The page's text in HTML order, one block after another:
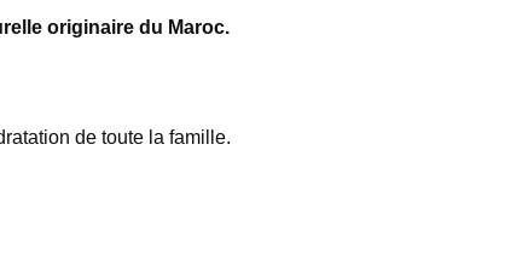
originaire du Maroc.
de toute la famille.